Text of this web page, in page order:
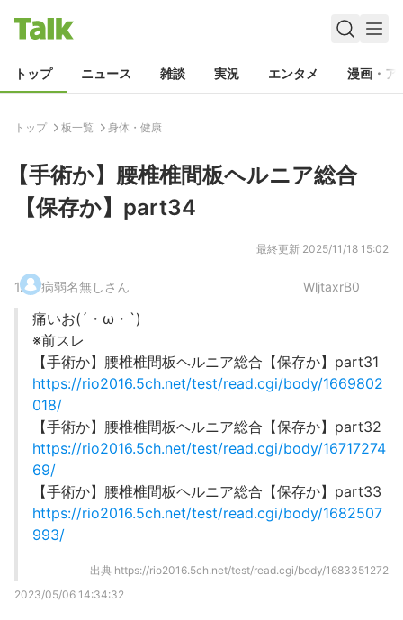
トップ ニュース 雑談 実況 エンタメ 漫画・ア
トップ 板一覧 身体・健康
【手術か】腰椎椎間板ヘルニア総合
【保存か】part34
最終更新 2025/11/18 15:02
1. 病弱名無しさん WljtaxrB0
痛いお(´・ω・`)
※前スレ
【手術か】腰椎椎間板ヘルニア総合【保存か】part31
https://rio2016.5ch.net/test/read.cgi/body/1669802
018/
【手術か】腰椎椎間板ヘルニア総合【保存か】part32
https://rio2016.5ch.net/test/read.cgi/body/16717274
69/
【手術か】腰椎椎間板ヘルニア総合【保存か】part33
https://rio2016.5ch.net/test/read.cgi/body/1682507
993/
出典 https://rio2016.5ch.net/test/read.cgi/body/1683351272
2023/05/06 14:34:32